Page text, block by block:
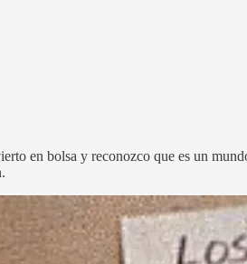
en bolsa y reconozco que es un